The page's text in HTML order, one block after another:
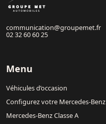
communication@groupemet.fr
02 32 60 60 25
Menu
Véhicules d’occasion
Configurez votre Mercedes-Benz
Mercedes-Benz Classe A